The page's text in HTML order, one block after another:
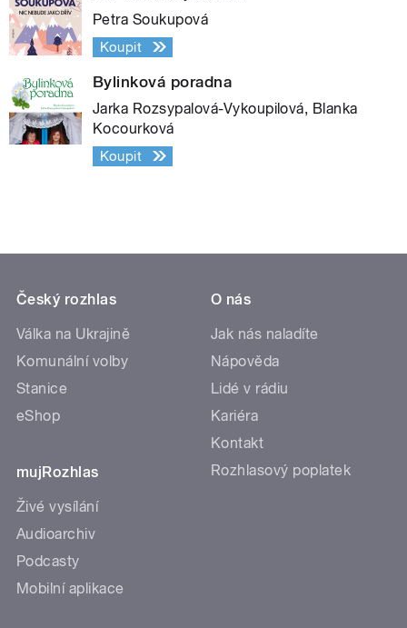
Petra Soukupová
Koupit
Bylinková poradna
Jarka Rozsypalová-Vykoupilová, Blanka
Kocourková
Koupit
Český rozhlas
Válka na Ukrajině
Komunální volby
Stanice
eShop
mujRozhlas
Živé vysílání
Audioarchiv
Podcasty
Mobilní aplikace
O nás
Jak nás naladíte
Nápověda
Lidé v rádiu
Kariéra
Kontakt
Rozhlasový poplatek